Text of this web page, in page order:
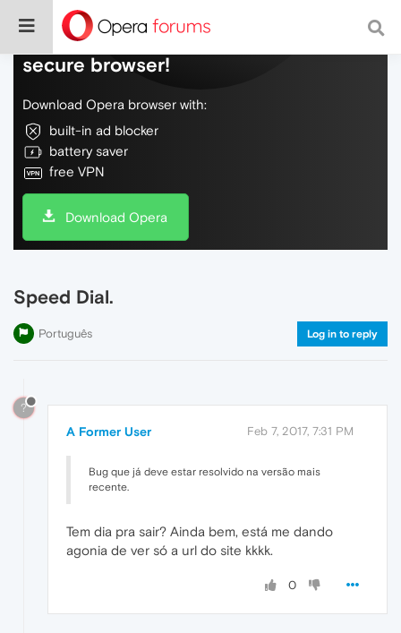
Do more on the web, with a fast and
secure browser!
Download Opera browser with:
built-in ad blocker
battery saver
free VPN
Download Opera
Speed Dial.
Português Log in to reply
?
A Former User Feb 7, 2017, 7:31 PM
Bug que já deve estar resolvido na versão mais
recente.
Tem dia pra sair? Ainda bem, está me dando
agonia de ver só a url do site kkkk.
0